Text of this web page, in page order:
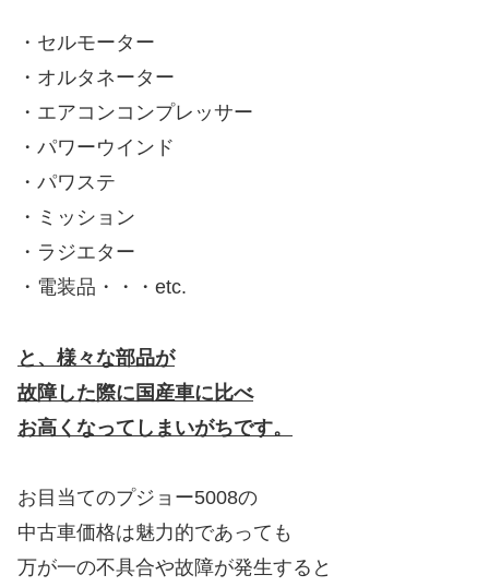
・セルモーター
・オルタネーター
・エアコンコンプレッサー
・パワーウインド
・パワステ
・ミッション
・ラジエター
・電装品・・・etc.
と、様々な部品が
故障した際に国産車に比べ
お高くなってしまいがちです。
お目当てのプジョー5008の
中古車価格は魅力的であっても
万が一の不具合や故障が発生すると